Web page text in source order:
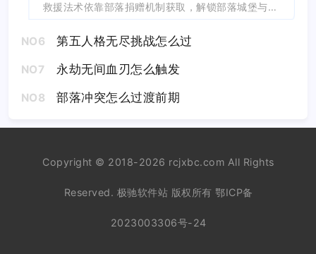
救援法术依靠部落捐赠机制获取，解锁部落城堡与法术工厂后即可申请和接收，完整操作分...
NO6 第五人格无尽挑战怎么过
NO7 永劫无间血刃怎么触发
NO8 部落冲突怎么过渡前期
Copyright © 2018-2026 rcjxbc.com All Rights
Reserved. 极驰软件站 版权所有鄂ICP备
2023003306号-24